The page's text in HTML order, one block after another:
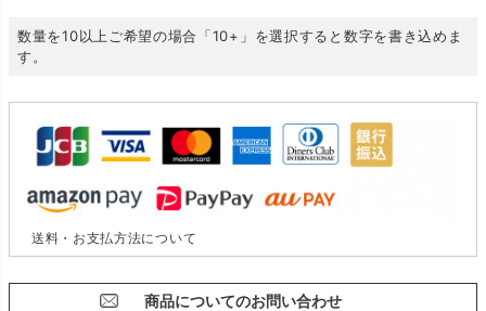
数量を10以上ご希望の場合「10+」を選択すると数字を書き込めま
す。
送料・お支払方法について
商品についてのお問い合わせ